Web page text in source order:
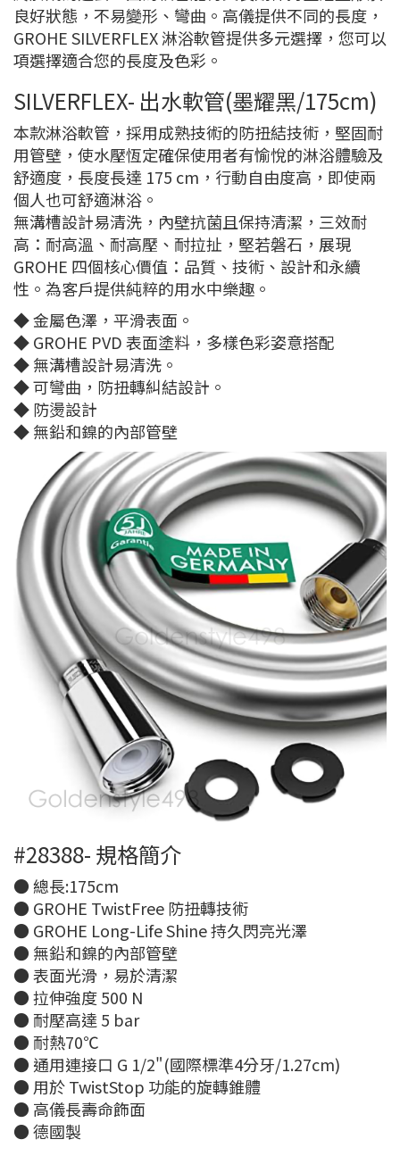
良好狀態，不易變形、彎曲。高儀提供不同的長度，
GROHE SILVERFLEX 淋浴軟管提供多元選擇，您可以
項選擇適合您的長度及色彩。
SILVERFLEX- 出水軟管(墨耀黑/175cm)
本款淋浴軟管，採用成熟技術的防扭結技術，堅固耐
用管壁，使水壓恆定確保使用者有愉悅的淋浴體驗及
舒適度，長度長達 175 cm，行動自由度高，即使兩
個人也可舒適淋浴。
無溝槽設計易清洗，內壁抗菌且保持清潔，三效耐
高：耐高溫、耐高壓、耐拉扯，堅若磐石，展現
GROHE 四個核心價值：品質、技術、設計和永續
性。為客戶提供純粹的用水中樂趣。
◆ 金屬色澤，平滑表面。
◆ GROHE PVD 表面塗料，多樣色彩姿意搭配
◆ 無溝槽設計易清洗。
◆ 可彎曲，防扭轉糾結設計。
◆ 防燙設計
◆ 無鉛和鎳的內部管壁
#28388- 規格簡介
● 總長:175cm
● GROHE TwistFree 防扭轉技術
● GROHE Long-Life Shine 持久閃亮光澤
● 無鉛和鎳的內部管壁
● 表面光滑，易於清潔
● 拉伸強度 500 N
● 耐壓高達 5 bar
● 耐熱70℃
● 通用連接口 G 1/2"(國際標準4分牙/1.27cm)
● 用於 TwistStop 功能的旋轉錐體
● 高儀長壽命飾面
● 德國製